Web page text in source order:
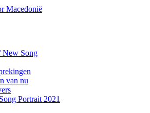
Macedonië
New Song
van nu
Portrait 2021